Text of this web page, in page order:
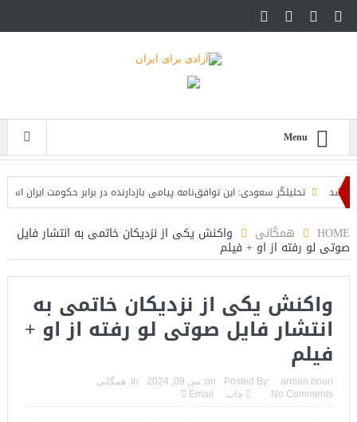
Menu
تحلیلگر سعودی: این توافق‌نامه پیامی بازدارنده در برابر حکومت ایران است
HOME همگانی واکنش یکی از نزدیکان خاتمی به انتشار فایل
صوتی لو رفته از او + فیلم
واکنش یکی از نزدیکان خاتمی به
انتشار فایل صوتی لو رفته از او +
فیلم
Posted By: arman nouri
on: می 09, 2024 In:
همگانی
No Comments
چاپ Email